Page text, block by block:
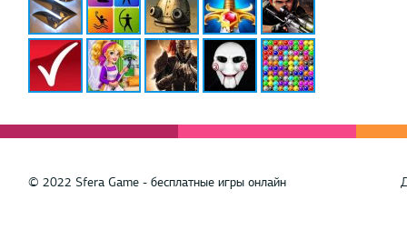
© 2022 Sfera Game - бесплатные игры онлайн